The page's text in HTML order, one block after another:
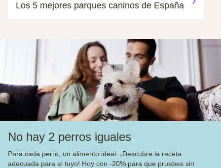
Los 5 mejores parques caninos de España
No hay 2 perros iguales
Para cada perro, un alimento ideal. ¡Descubre la receta
adecuada para el tuyo! Hoy con -20% para que pruebes sin